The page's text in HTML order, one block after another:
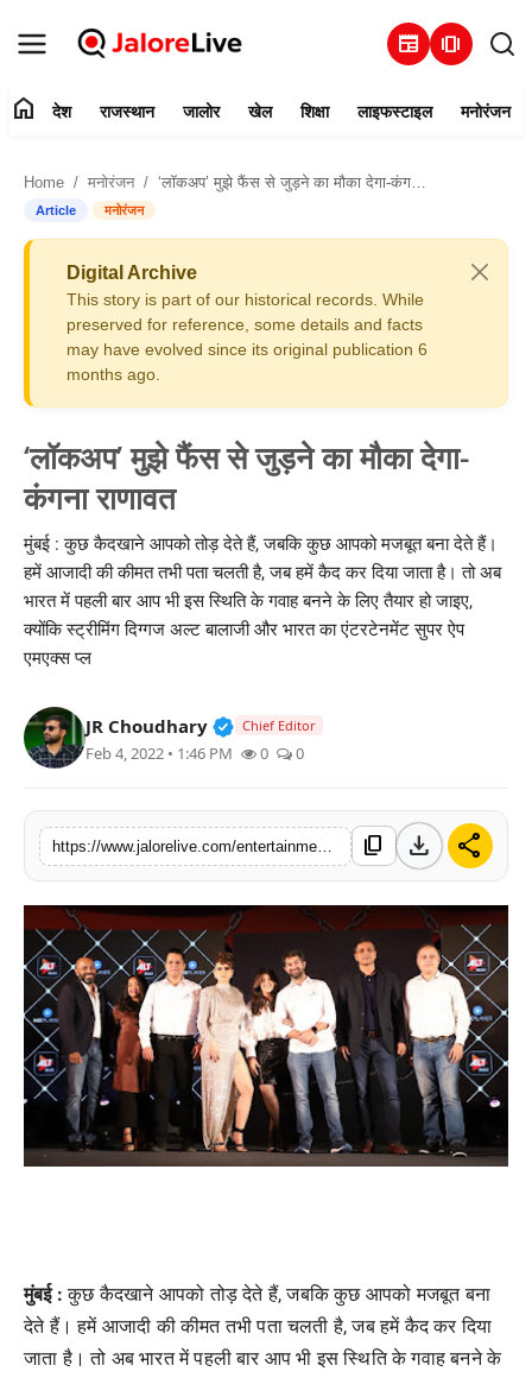
newspaper amp_stories
संपर्क करें
राजस्थान
खेल
शिक्षा
लाइफस्टाइल
मनोरंजन
विशेष
home देश राजस्थान जालोर खेल शिक्षा लाइफस्टाइल मनोरंजन
Home मनोरंजन ‘लॉकअप’ मुझे फैंस से जुड़ने का मौका देगा-कंगना राणावत
Article मनोरंजन
Digital Archive
This story is part of our historical records. While
preserved for reference, some details and facts
may have evolved since its original publication 6
months ago.
‘लॉकअप’ मुझे फैंस से जुड़ने का मौका देगा-
कंगना राणावत
मुंबई : कुछ कैदखाने आपको तोड़ देते हैं, जबकि कुछ आपको मजबूत बना देते हैं।
हमें आजादी की कीमत तभी पता चलती है, जब हमें कैद कर दिया जाता है। तो अब
भारत में पहली बार आप भी इस स्थिति के गवाह बनने के लिए तैयार हो जाइए,
क्योंकि स्ट्रीमिंग दिग्गज अल्ट बालाजी और भारत का एंटरटेनमेंट सुपर ऐप
एमएक्स प्ल
JR Choudhary Verified Public Figure • 30 Mar,
Chief Editor
Feb 4, 2022 • 1:46 PM 0 0
content_copy download share
मुंबई : कुछ कैदखाने आपको तोड़ देते हैं, जबकि कुछ आपको मजबूत बना
देते हैं। हमें आजादी की कीमत तभी पता चलती है, जब हमें कैद कर दिया
जाता है। तो अब भारत में पहली बार आप भी इस स्थिति के गवाह बनने के